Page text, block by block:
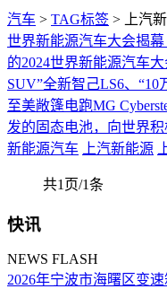
汽车 > TAG标签 > 上汽
世界新能源汽车大会揭
的2024世界新能源汽车
SUV”全新智己LS6、“10
至美敞篷电跑MG
发的固态电池，向世界
新能源汽车
上汽新能源
共1页/1条
快讯
NEWS FLASH
2026年宁波市海曙区变